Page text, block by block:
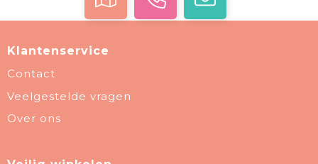
Klantenservice
Contact
Veelgestelde vragen
Over ons